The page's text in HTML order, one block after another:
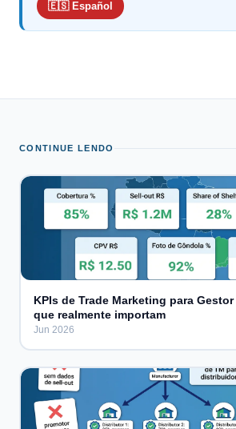
🇪🇸 Español
CONTINUE LENDO
KPIs de Trade Marketing para
que realmente importam
Jun 2026